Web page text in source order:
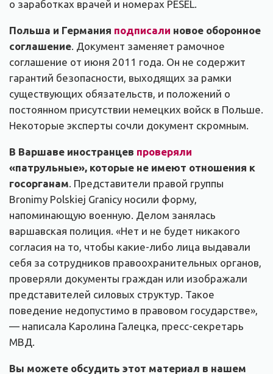
о заработках врачей и номерах PESEL.
Польша и Германия подписали новое оборонное
соглашение. Документ заменяет рамочное
соглашение от июня 2011 года. Он не содержит
гарантий безопасности, выходящих за рамки
существующих обязательств, и положений о
постоянном присутствии немецких войск в Польше.
Некоторые эксперты сочли документ скромным.
В Варшаве иностранцев проверяли
«патрульные», которые не имеют отношения к
госорганам. Представители правой группы
Bronimy Polskiej Granicy носили форму,
напоминающую военную. Делом занялась
варшавская полиция. «Нет и не будет никакого
согласия на то, чтобы какие-либо лица выдавали
себя за сотрудников правоохранительных органов,
проверяли документы граждан или изображали
представителей силовых структур. Такое
поведение недопустимо в правовом государстве»,
— написала Каролина Галецка, пресс-секретарь
МВД.
Вы можете обсудить этот материал в нашем